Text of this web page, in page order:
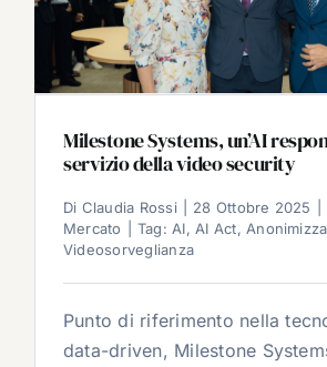
Milestone Systems, un’AI
servizio della video security
Di Claudia Rossi 28 Ottobre 2025
Mercato
Tag: AI, AI Act,
Videosorveglianza
Punto di riferimento nella
data-driven, Milestone